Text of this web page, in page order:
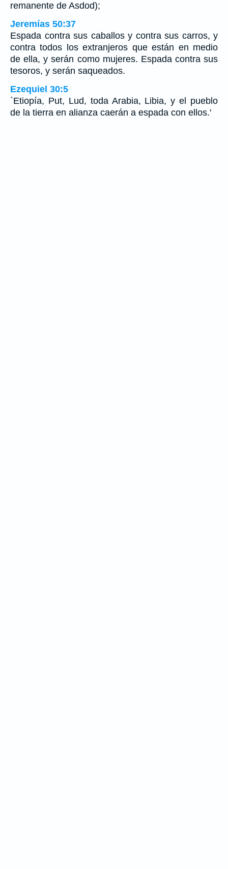
remanente de Asdod);
Jeremías 50:37
Espada contra sus caballos y contra sus carros, y
contra todos los extranjeros que están en medio
de ella, y serán como mujeres. Espada contra sus
tesoros, y serán saqueados.
Ezequiel 30:5
`Etiopía, Put, Lud, toda Arabia, Libia, y el pueblo
de la tierra en alianza caerán a espada con ellos.'